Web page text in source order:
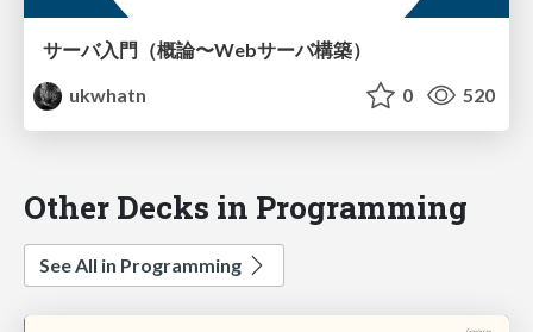
サーバ入門（概論〜Webサーバ構築）
ukwhatn
0 520
Other Decks in Programming
See All in Programming